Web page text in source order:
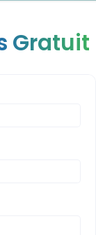
Gratuit